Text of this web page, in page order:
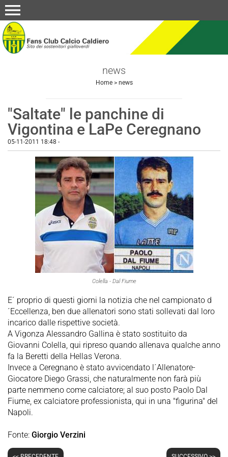
menu
news
Home> news
"Saltate" le panchine di
Vigontina e LaPe Ceregnano
05-11-2011 18:48 -
Colella - Dal Fiume
E´ proprio di questi giorni la notizia che nel campionato d
´Eccellenza, ben due allenatori sono stati sollevati dal loro
incarico dalle rispettive società.
A Vigonza Alessandro Gallina è stato sostituito da
Giovanni Colella, qui ripreso quando allenava qualche anno
fa la Beretti della Hellas Verona.
Invece a Ceregnano è stato avvicendato l´Allenatore-
Giocatore Diego Grassi, che naturalmente non farà più
parte nemmeno come calciatore; al suo posto Paolo Dal
Fiume, ex calciatore professionista, qui in una "figurina" del
Napoli.
Fonte: Giorgio Verzini